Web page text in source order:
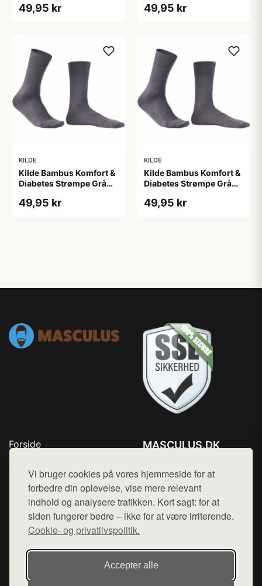
Vi bruger cookies på vores hjemmeside for at
forbedre din oplevelse, vise mere relevant
indhold og analysere trafikken. Kort sagt: for at
siden fungerer bedre – ikke for at være irriterende.
Cookie- og privatlivspolitik.
Accepter alle
49,95 kr 49,95 kr
KILDE
Kilde Bambus Komfort &
Diabetes Strømpe Grå
49,95 kr
KILDE
Kilde Bambus Komfort &
Diabetes Strømpe Grå
49,95 kr
Forside
Top Rabatter
Kontakt
MASCULUS.DK
Mail: hej@want.dk
Cookie- og privatlivspolitik
Denne side er en del af want.dk, der udgiver en række
hjemmesider med præsentation af forskellige produkter fra